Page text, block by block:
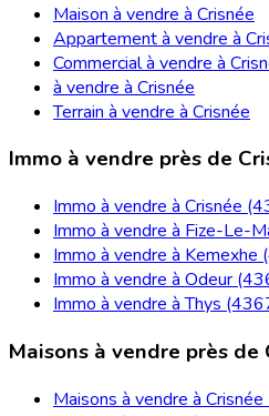
Maison à vendre à Crisnée
Appartement à vendre à
Commercial à vendre à
à vendre à Crisnée
Terrain à vendre à Crisnée
Immo à vendre près de
Immo à vendre à Crisnée
Immo à vendre à Fize-Le-
Immo à vendre à Kemexhe
Immo à vendre à Odeur
Immo à vendre à Thys
Maisons à vendre près de
Maisons à vendre à